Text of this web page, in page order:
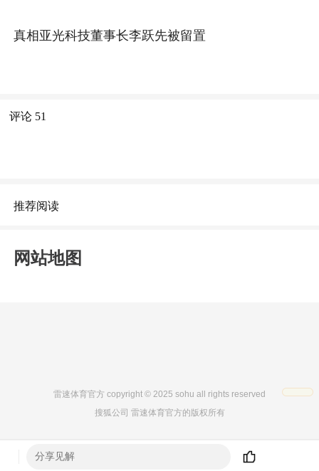
真相亚光科技董事长李跃先被留置
评论 51
推荐阅读
网站地图
雷速体育官方 copyright © 2025 sohu all rights reserved
搜狐公司 雷速体育官方的版权所有